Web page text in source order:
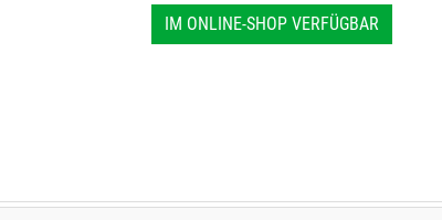
IM ONLINE-SHOP VERFÜGBAR